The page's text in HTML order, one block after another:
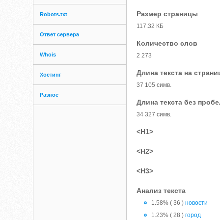
Robots.txt
Ответ сервера
Whois
Хостинг
Разное
Размер страницы
117.32 КБ
Количество слов
2 273
Длина текста на
37 105 симв.
Длина текста без
34 327 симв.
<H1>
<H2>
<H3>
Анализ текста
1.58% ( 36 )новости
1.23% ( 28 )город